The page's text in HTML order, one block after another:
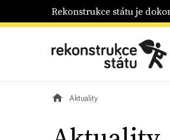
Rekonstrukce státu je
Aktuality